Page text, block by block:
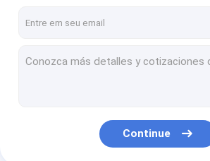
Continue